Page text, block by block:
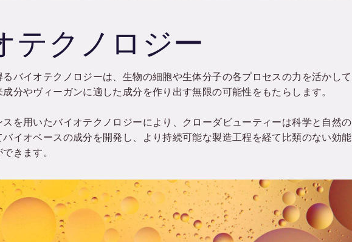
テクノロジー
るバイオテクノロジーは、生物の細胞や生体分子の各プロセスの力を活かして
分やヴィーガンに適した成分を作り出す無限の可能性をもたらします。
を用いたバイオテクノロジーにより、クローダビューティーは科学と自然の
イオベースの成分を開発し、より持続可能な製造工程を経て比類のない効能
きます。